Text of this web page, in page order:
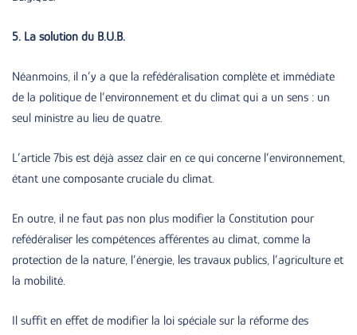
5. La solution du B.U.B.
Néanmoins, il n’y a que la refédéralisation complète et immédiate
de la politique de l’environnement et du climat qui a un sens : un
seul ministre au lieu de quatre.
L’article 7bis est déjà assez clair en ce qui concerne l’environnement,
étant une composante cruciale du climat.
En outre, il ne faut pas non plus modifier la Constitution pour
refédéraliser les compétences afférentes au climat, comme la
protection de la nature, l’énergie, les travaux publics, l’agriculture et
la mobilité.
Il suffit en effet de modifier la loi spéciale sur la réforme des